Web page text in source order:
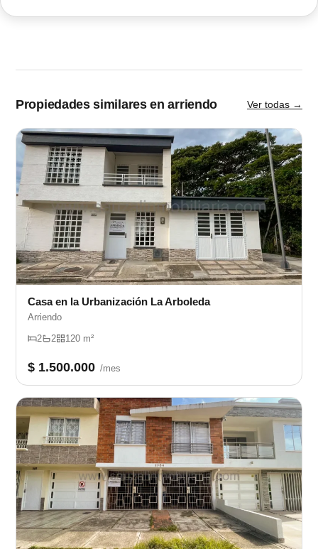
Propiedades similares en arriendo Ver todas →
Casa en la Urbanización La Arboleda
Arriendo
2 2 120 m²
$ 1.500.000 /mes